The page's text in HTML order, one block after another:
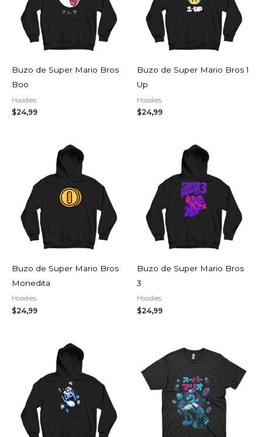
Buzo de Super Mario Bros
Boo
Hoodies
$24,99
Buzo de Super Mario Bros 1
Up
Hoodies
$24,99
Buzo de Super Mario Bros
Monedita
Hoodies
$24,99
Buzo de Super Mario Bros
3
Hoodies
$24,99